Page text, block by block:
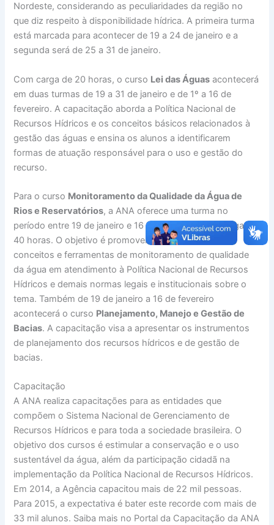
Nordeste, considerando as peculiaridades da região no
que diz respeito à disponibilidade hídrica. A primeira turma
está marcada para acontecer de 19 a 24 de janeiro e a
segunda será de 25 a 31 de janeiro.
Com carga de 20 horas, o curso Lei das Águas acontecerá
em duas turmas de 19 a 31 de janeiro e de 1º a 16 de
fevereiro. A capacitação aborda a Política Nacional de
Recursos Hídricos e os conceitos básicos relacionados à
gestão das águas e ensina os alunos a identificarem
formas de atuação responsável para o uso e gestão do
recurso.
Para o curso Monitoramento da Qualidade da Água de
Rios e Reservatórios, a ANA oferece uma turma no
período entre 19 de janeiro e 16 de fevereiro, com carga de
40 horas. O objetivo é promover a reflexão sobre
conceitos e ferramentas de monitoramento de qualidade
da água em atendimento à Política Nacional de Recursos
Hídricos e demais normas legais e institucionais sobre o
tema. Também de 19 de janeiro a 16 de fevereiro
acontecerá o curso Planejamento, Manejo e Gestão de
Bacias. A capacitação visa a apresentar os instrumentos
de planejamento dos recursos hídricos e de gestão de
bacias.
Capacitação
A ANA realiza capacitações para as entidades que
compõem o Sistema Nacional de Gerenciamento de
Recursos Hídricos e para toda a sociedade brasileira. O
objetivo dos cursos é estimular a conservação e o uso
sustentável da água, além da participação cidadã na
implementação da Política Nacional de Recursos Hídricos.
Em 2014, a Agência capacitou mais de 22 mil pessoas.
Para 2015, a expectativa é bater este recorde com mais de
33 mil alunos. Saiba mais no Portal da Capacitação da ANA